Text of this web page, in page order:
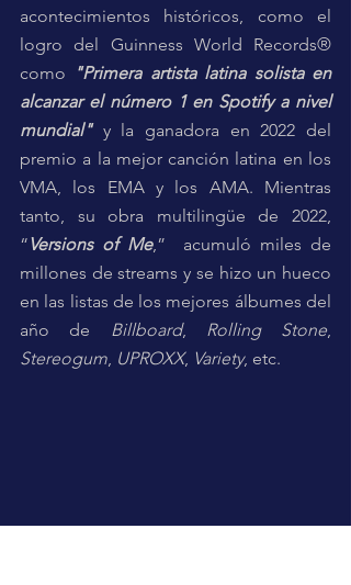
acontecimientos históricos, como el
logro del Guinness World Records®
como
"Primera artista latina solista en
alcanzar el número 1 en Spotify a nivel
mundial" y la ganadora en 2022 del
premio a la mejor canción latina en los
VMA, los EMA y los AMA. Mientras
tanto, su obra multilingüe de 2022,
“Versions of Me,”  acumuló miles de
millones de streams y se hizo un hueco
en las listas de los mejores álbumes del
año de
Billboard, Rolling Stone
Stereogum UPROXX, Variety, etc.